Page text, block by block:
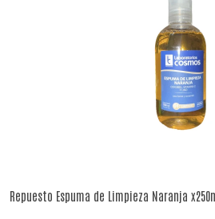
Repuesto Espuma de Limpieza Naranja